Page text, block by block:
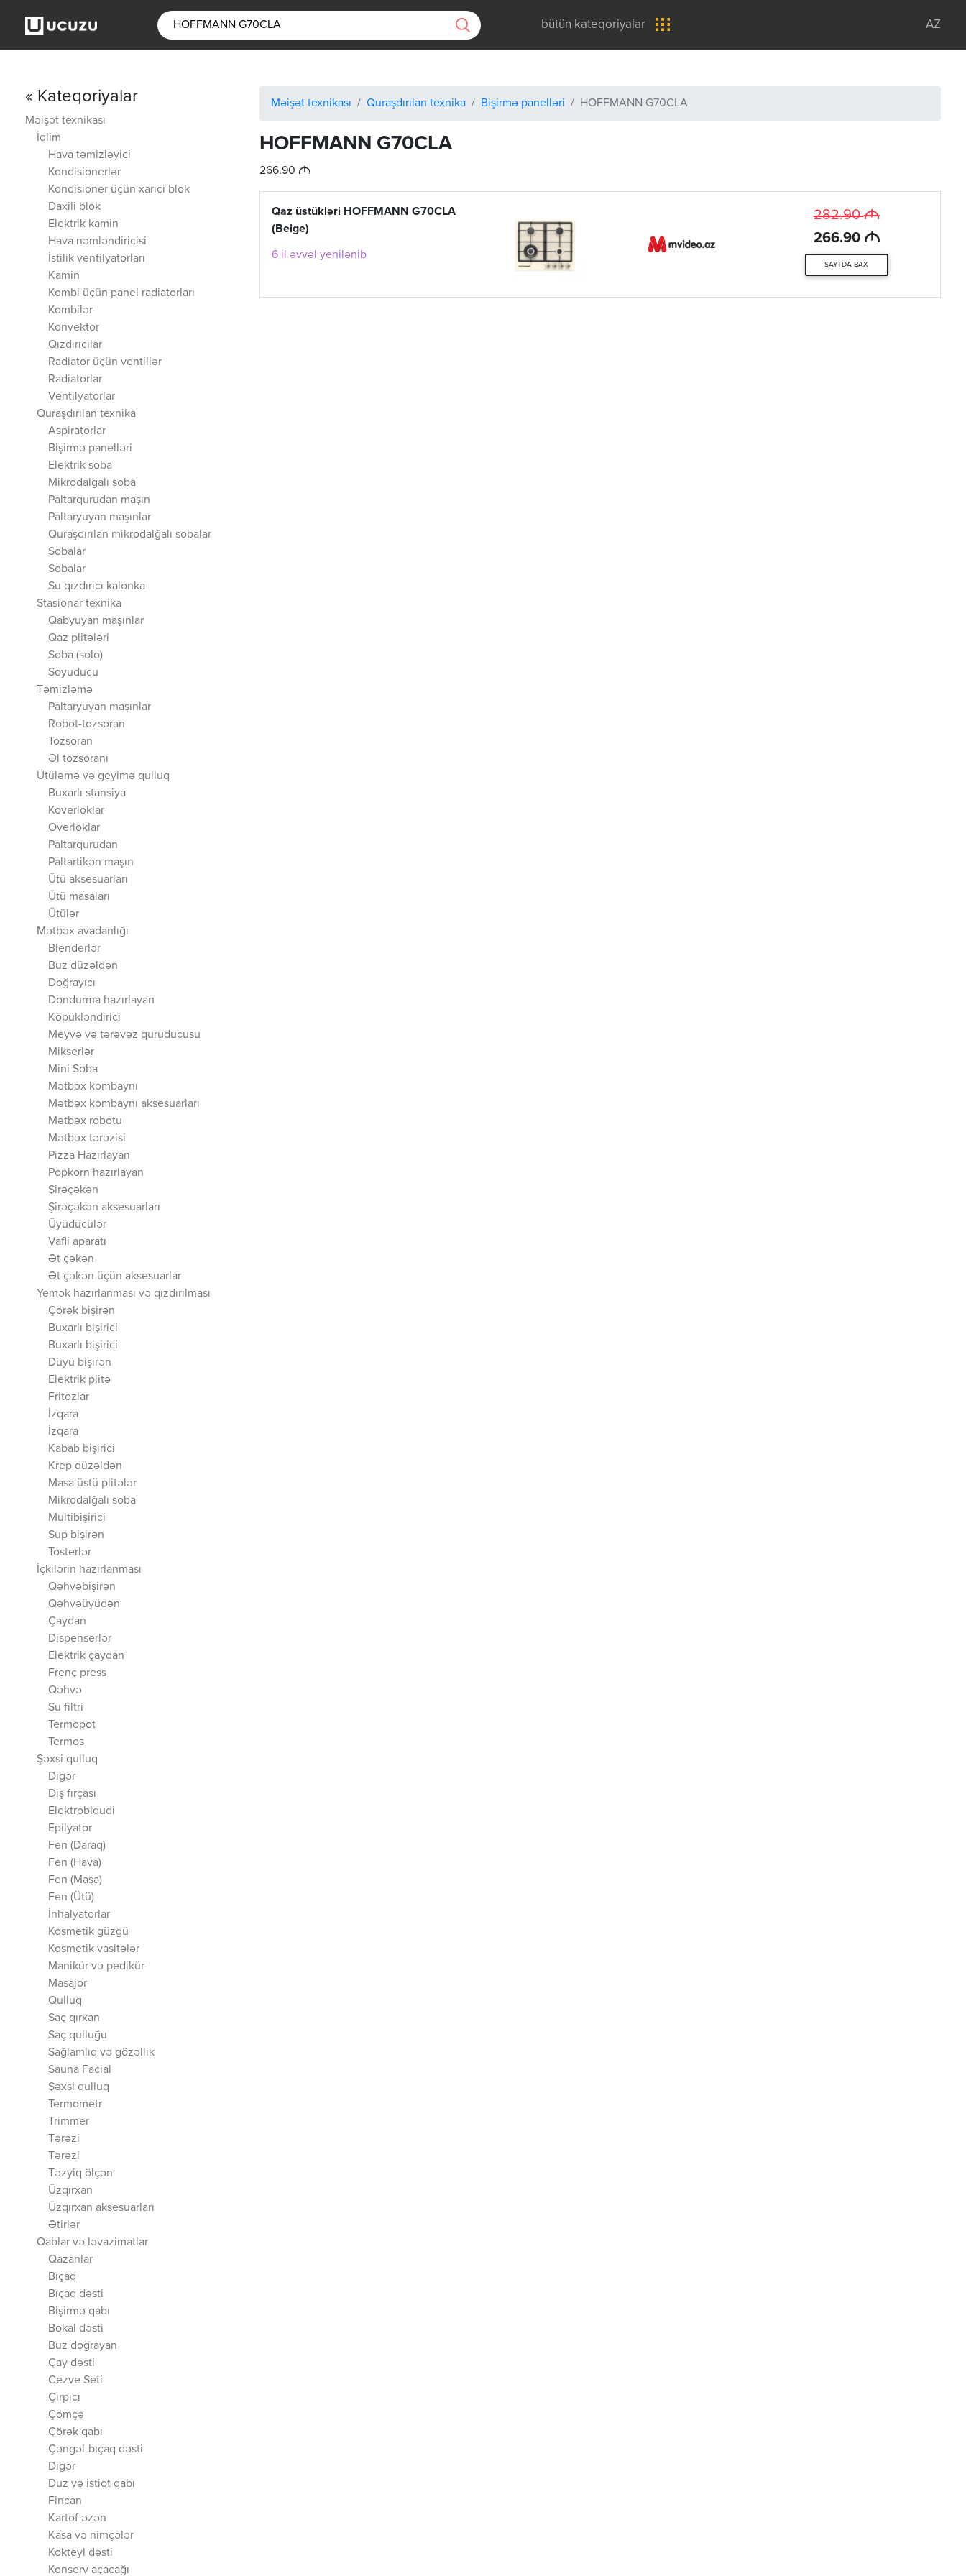
bütün kateqoriyalar AZ
« Kateqoriyalar
Məişət texnikası
İqlim
Hava təmizləyici
Kondisionerlər
Kondisioner üçün xarici blok
Daxili blok
Elektrik kamin
Hava nəmləndiricisi
İstilik ventilyatorları
Kamin
Kombi üçün panel radiatorları
Kombilər
Konvektor
Qızdırıcılar
Radiator üçün ventillər
Radiatorlar
Ventilyatorlar
Quraşdırılan texnika
Aspiratorlar
Bişirmə panelləri
Elektrik soba
Mikrodalğalı soba
Paltarqurudan maşın
Paltaryuyan maşınlar
Quraşdırılan mikrodalğalı sobalar
Sobalar
Sobalar
Su qızdırıcı kalonka
Stasionar texnika
Qabyuyan maşınlar
Qaz plitələri
Soba (solo)
Soyuducu
Təmizləmə
Paltaryuyan maşınlar
Robot-tozsoran
Tozsoran
Əl tozsoranı
Ütüləmə və geyimə qulluq
Buxarlı stansiya
Koverloklar
Overloklar
Paltarqurudan
Paltartikən maşın
Ütü aksesuarları
Ütü masaları
Ütülər
Mətbəx avadanlığı
Blenderlər
Buz düzəldən
Doğrayıcı
Dondurma hazırlayan
Köpükləndirici
Meyvə və tərəvəz quruducusu
Mikserlər
Mini Soba
Mətbəx kombaynı
Mətbəx kombaynı aksesuarları
Mətbəx robotu
Mətbəx tərəzisi
Pizza Hazırlayan
Popkorn hazırlayan
Şirəçəkən
Şirəçəkən aksesuarları
Üyüdücülər
Vafli aparatı
Ət çəkən
Ət çəkən üçün aksesuarlar
Yemək hazırlanması və qızdırılması
Çörək bişirən
Buxarlı bişirici
Buxarlı bişirici
Düyü bişirən
Elektrik plitə
Fritozlar
İzqara
İzqara
Kabab bişirici
Krep düzəldən
Masa üstü plitələr
Mikrodalğalı soba
Multibişirici
Sup bişirən
Tosterlər
İçkilərin hazırlanması
Qəhvəbişirən
Qəhvəüyüdən
Çaydan
Dispenserlər
Elektrik çaydan
Frenç press
Qəhvə
Su filtri
Termopot
Termos
Şəxsi qulluq
Digər
Diş fırçası
Elektrobiqudi
Epilyator
Fen (Daraq)
Fen (Hava)
Fen (Maşa)
Fen (Ütü)
İnhalyatorlar
Kosmetik güzgü
Kosmetik vasitələr
Manikür və pedikür
Masajor
Qulluq
Saç qırxan
Saç qulluğu
Sağlamlıq və gözəllik
Sauna Facial
Şəxsi qulluq
Termometr
Trimmer
Tərəzi
Tərəzi
Təzyiq ölçən
Üzqırxan
Üzqırxan aksesuarları
Ətirlər
Qablar və ləvazimatlar
Qazanlar
Bıçaq
Bıçaq dəsti
Bişirmə qabı
Bokal dəsti
Buz doğrayan
Çay dəsti
Cezve Seti
Çırpıcı
Çömçə
Çörək qabı
Çəngəl-bıçaq dəsti
Digər
Duz və istiot qabı
Fincan
Kartof əzən
Kasa və nimçələr
Kokteyl dəsti
Konserv açacağı
Məişət texnikası Quraşdırılan texnika Bişirmə panelləri HOFFMANN G70CLA
HOFFMANN G70CLA
266.90 M
Qaz üstükləri HOFFMANN G70CLA
(Beige)
6 il əvvəl yenilənib
282.90M
266.90 M
SAYTDA BAX